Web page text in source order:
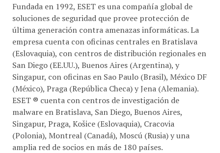
Fundada en 1992, ESET es una compañía global de
soluciones de seguridad que provee protección de
última generación contra amenazas informáticas. La
empresa cuenta con oficinas centrales en Bratislava
(Eslovaquia), con centros de distribución regionales en
San Diego (EE.UU.), Buenos Aires (Argentina), y
Singapur, con oficinas en Sao Paulo (Brasil), México DF
(México), Praga (República Checa) y Jena (Alemania).
ESET ® cuenta con centros de investigación de
malware en Bratislava, San Diego, Buenos Aires,
Singapur, Praga, Košice (Eslovaquia), Cracovia
(Polonia), Montreal (Canadá), Moscú (Rusia) y una
amplia red de socios en más de 180 países.